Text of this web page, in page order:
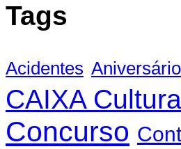
Tags
Acidentes Aniversário
CAIXA
Concurso